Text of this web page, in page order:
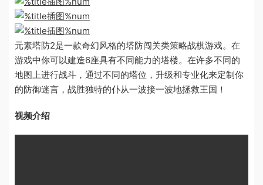
元素塔防2是一款奇幻风格的塔防闯关类策略战棋游戏。在
游戏中你可以建造6座具有不同能力的塔楼。在许多不同的
地图上进行战斗，通过不同的塔位，升级和专业化来定制你
的防御迷言，战胜独特的仆从一波接一波地拯救王国！
视频介绍